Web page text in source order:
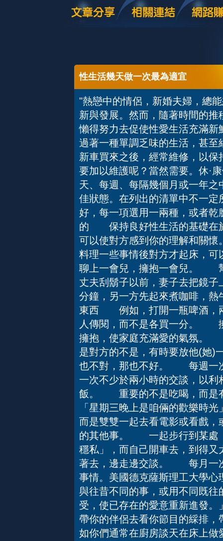
性生活幾天做一次最為適宜
"熱戀中的情侶，新婚夫婦，總
新與發展。然而，隨著時間的
懶得努力去促使性愛生活充滿
過著一種單調乏味的生活，甚
新車買來之後，經常維修，以
要加以維護呢？當然需要。休·
天、每週、每隔幾個月或一年
佳狀態。在列出的清單中不一
好，每一項選用一兩種，或者
的 保持良好性生活的基礎在
可以使對方感到你的理解和
料理一些事情後對方才起床，
聊上一會兒，擁抱一會兒。
丈夫刮鬍子以前，妻子去把鏡
分鐘，另一方先起來煮咖啡，
東西 例如，打開一瓶啤酒，
人傳閱，而不是各買一分。
擁抱，使家庭充滿愛的氣氛
是對方的不是，有時要放他(她)
也不對，那也不好。 每週一
一次不少於兩小時的交談，以
飯。 重要的不是吃喝，而
「星期三晚上是咱倆的歡樂時
而是雙雙一起去看電影或看戲
的其他事。 一起步行到某處
穩私」，而自己開車去，到得
著去，邊走邊交談。 每月一
事情。美國德克薩斯理工大學心
與往昔不同的事，或用不同既
受，使已存在的愛意重新進發
帶你的伴侶去看你節目的綵排
如你們通常在廚房談天在床上